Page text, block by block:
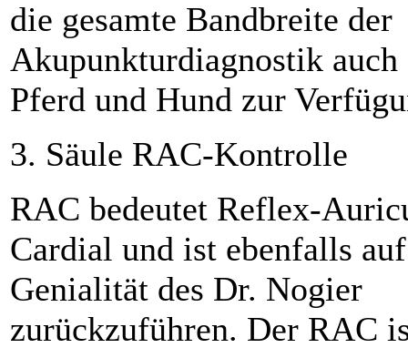
die gesamte Bandbreite der
Akupunkturdiagnostik
Pferd und Hund zur
3. Säule RAC-Kontrolle
RAC bedeutet Reflex-
Cardial und ist ebenfalls
Genialität des Dr. Nogier
zurückzuführen. Der RAC